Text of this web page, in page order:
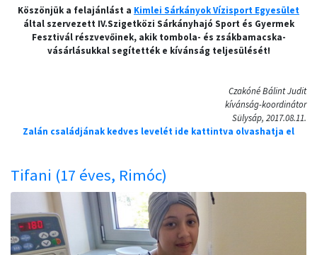
Köszönjük a felajánlást a Kimlei Sárkányok Vízisport Egyesület
által szervezett IV.Szigetközi Sárkányhajó Sport és Gyermek
Fesztivál részvevőinek, akik tombola- és zsákbamacska-
vásárlásukkal segítették e kívánság teljesülését!
Czakóné Bálint Judit
kívánság-koordinátor
Sülysáp, 2017.08.11.
Zalán családjának kedves levelét ide kattintva olvashatja el
Tifani (17 éves, Rimóc)